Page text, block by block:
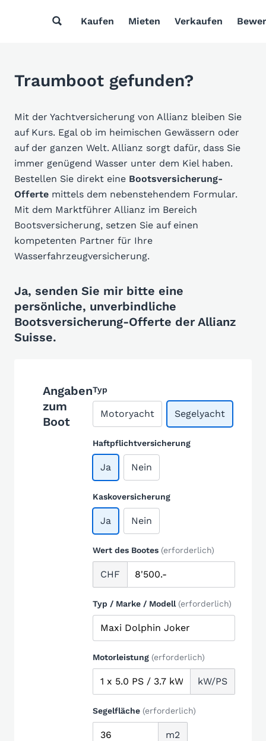
Kaufen Mieten Verkaufen
Traumboot gefunden?
Mit der Yachtversicherung von Allianz bleiben Sie
auf Kurs. Egal ob im heimischen Gewässern oder
auf der ganzen Welt. Allianz sorgt dafür, dass Sie
immer genügend Wasser unter dem Kiel haben.
Bestellen Sie direkt eine Bootsversicherung-
Offerte mittels dem nebenstehendem Formular.
Mit dem Marktführer Allianz im Bereich
Bootsversicherung, setzen Sie auf einen
kompetenten Partner für Ihre
Wasserfahrzeugversicherung.
Ja, senden Sie mir bitte eine
persönliche, unverbindliche
Bootsversicherung-Offerte der Allianz
Suisse.
Angaben
zum
Boot
Typ
Motoryacht Segelyacht
Haftpflichtversicherung
Ja Nein
Kaskoversicherung
Ja Nein
Wert des Bootes (erforderlich)
CHF
Typ / Marke / Modell (erforderlich)
Motorleistung (erforderlich)
kW/PS
Segelfläche (erforderlich)
m2